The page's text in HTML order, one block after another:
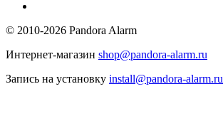
© 2010-2026 Pandora Alarm
Интернет-магазин shop@pandora-alarm.ru
Запись на установку install@pandora-alarm.ru